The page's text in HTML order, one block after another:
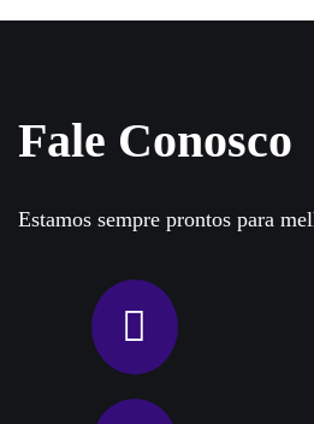
Fale Conosco
Estamos sempre prontos para